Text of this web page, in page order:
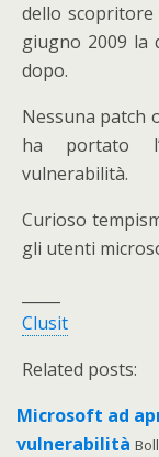
dello
giugno 2009 la
dopo.
Nessuna patch
ha portato
vulnerabilità.
Curioso
gli utenti
Clusit
Related posts:
Microsoft ad
vulnerabilità